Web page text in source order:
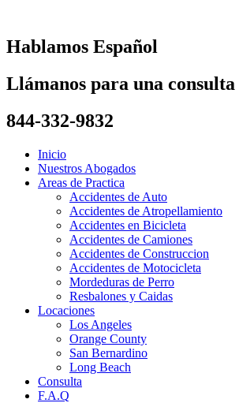
content
Hablamos Español
Llámanos para una
844-332-9832
Inicio
Nuestros Abogados
Areas de Practica
Accidentes de Auto
Accidentes de Atropellamiento
Accidentes en Bicicleta
Accidentes de Camiones
Accidentes de Construccion
Accidentes de Motocicleta
Mordeduras de Perro
Resbalones y Caidas
Locaciones
Los Angeles
Orange County
San Bernardino
Long Beach
Consulta
F.A.Q